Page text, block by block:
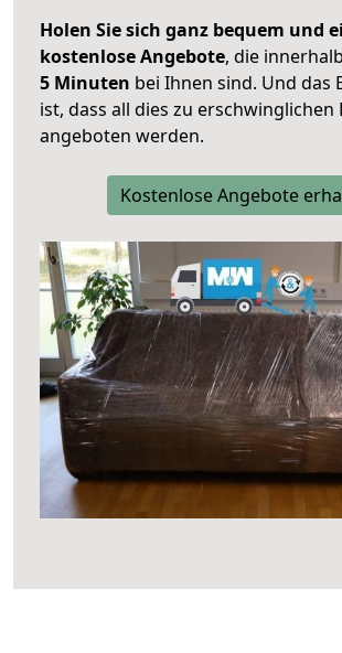
Holen Sie sich ganz bequem und
kostenlose Angebote, die
5 Minuten bei Ihnen sind. Und das
ist, dass all dies zu erschwinglichen
angeboten werden.
Kostenlose Angebote